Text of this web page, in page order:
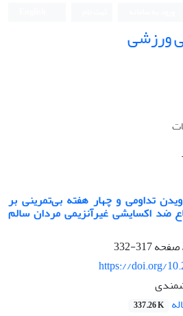
ورزشی
تداومی و چهار هفته بی‌تمرینی بر
ضد اکسایشی غیرآنزیمی مردان سالم
317-332
https://doi.org/
337.26 K